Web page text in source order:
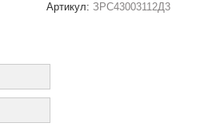
Артикул: ЗРС43003112Д3